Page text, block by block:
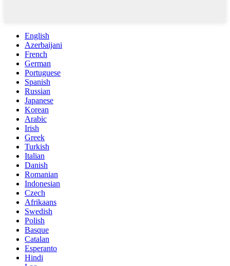
English
Azerbaijani
French
German
Portuguese
Spanish
Russian
Japanese
Korean
Arabic
Irish
Greek
Turkish
Italian
Danish
Romanian
Indonesian
Czech
Afrikaans
Swedish
Polish
Basque
Catalan
Esperanto
Hindi